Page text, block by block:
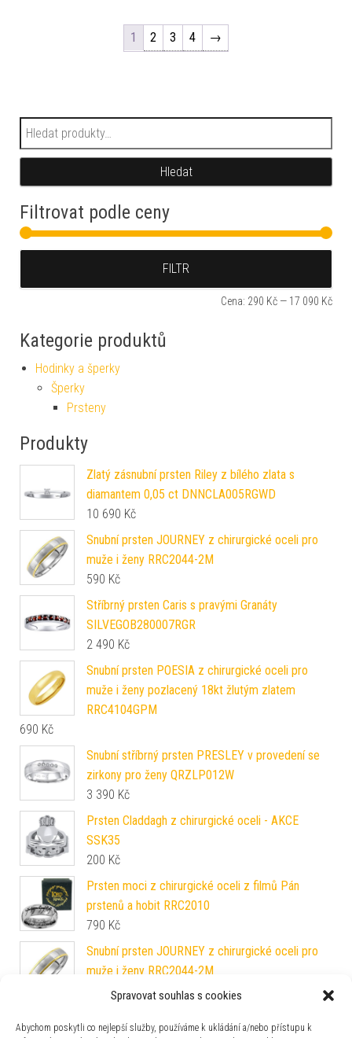
Spravovat souhlas s cookies
Abychom poskytli co nejlepší služby, používáme k ukládání a/nebo přístupu k
1 2 3 4 →
Hledat:
Hledat
Filtrovat podle ceny
FILTR
Cena: 290 Kč — 17 090 Kč
Kategorie produktů
Hodinky a šperky
Šperky
Prsteny
Produkty
Zlatý zásnubní prsten Riley z bílého zlata s
diamantem 0,05 ct DNNCLA005RGWD
10 690 Kč
Snubní prsten JOURNEY z chirurgické oceli pro
muže i ženy RRC2044-2M
590 Kč
Stříbrný prsten Caris s pravými Granáty
SILVEGOB280007RGR
2 490 Kč
Snubní prsten POESIA z chirurgické oceli pro
muže i ženy pozlacený 18kt žlutým zlatem
RRC4104GPM
690 Kč
Snubní stříbrný prsten PRESLEY v provedení se
zirkony pro ženy QRZLP012W
3 390 Kč
Prsten Claddagh z chirurgické oceli - AKCE
SSK35
200 Kč
Prsten moci z chirurgické oceli z filmů Pán
prstenů a hobit RRC2010
790 Kč
Snubní prsten JOURNEY z chirurgické oceli pro
muže i ženy RRC2044-2M
Kč